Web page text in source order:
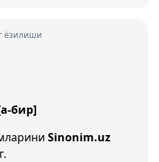
ёзилиши
бир]
Sinonim.uz